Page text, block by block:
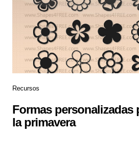
Recursos
Formas personalizadas
la primavera